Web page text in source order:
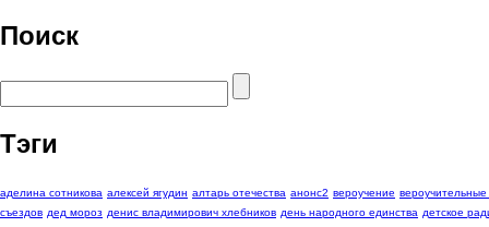
Поиск
Тэги
аделина сотникова алексей ягудин алтарь отечества анонс2 вероучение
съездов дед мороз денис владимирович хлебников день народного единства детское